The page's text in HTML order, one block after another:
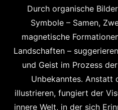
Durch organische
Symbole – Samen,
magnetische
Landschaften –
und Geist im Prozess
Unbekanntes. Anstatt
illustrieren, fungiert der
innere Welt, in der sich